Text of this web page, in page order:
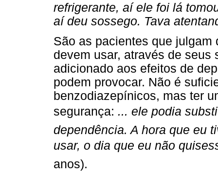
refrigerante, aí ele foi lá
aí deu sossego. Tava
São as pacientes que
devem usar, através de seus
adicionado aos efeitos de
podem provocar. Não é
benzodiazepínicos, mas ter
segurança: ... ele podia
dependência. A hora que eu
usar, o dia que eu não
anos).